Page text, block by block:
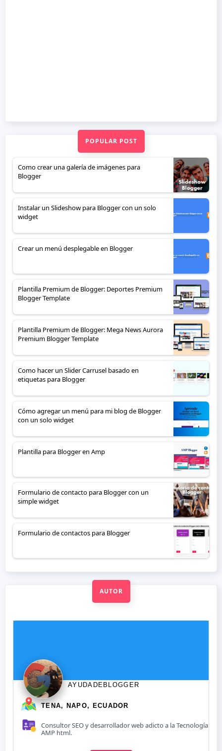
POPULAR POST
Como crear una galería de imágenes para
Blogger
Instalar un Slideshow para Blogger con un solo
widget
Crear un menú desplegable en Blogger
Plantilla Premium de Blogger: Deportes Premium
Blogger Template
Plantilla Premium de Blogger: Mega News Aurora
Premium Blogger Template
Como hacer un Slider Carrusel basado en
etiquetas para Blogger
Cómo agregar un menú para mi blog de Blogger
con un solo widget
Plantilla para Blogger en Amp
Formulario de contacto para Blogger con un
simple widget
Formulario de contactos para Blogger
AUTOR
AYUDADEBLOGGER
TENA, NAPO, ECUADOR
Consultor SEO y desarrollador web adicto a la Tecnología
AMP html.